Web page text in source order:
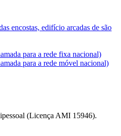
encostas, edifício arcadas de são
para a rede fixa nacional)
para a rede móvel nacional)
(Licença AMI 15946).